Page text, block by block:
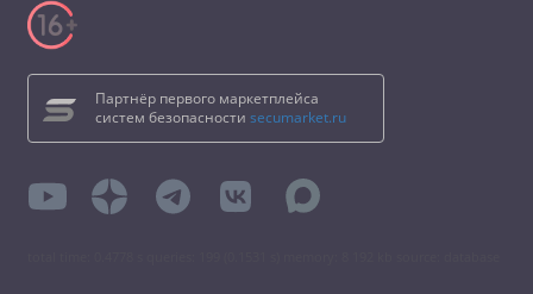
Партнёр первого маркетплейса
систем безопасности secumarket.ru